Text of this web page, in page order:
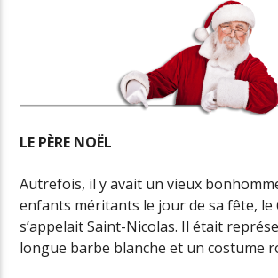
LE PÈRE NOËL
Autrefois, il y avait un vieux
enfants méritants le jour de sa fête, le
s’appelait Saint-Nicolas. Il était
longue barbe blanche et un costume